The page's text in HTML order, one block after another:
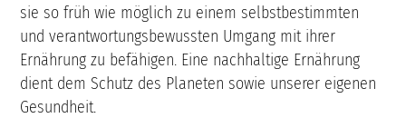
sie so früh wie möglich zu einem selbstbestimmten
und verantwortungsbewussten Umgang mit ihrer
Ernährung zu befähigen. Eine nachhaltige Ernährung
dient dem Schutz des Planeten sowie unserer eigenen
Gesundheit.